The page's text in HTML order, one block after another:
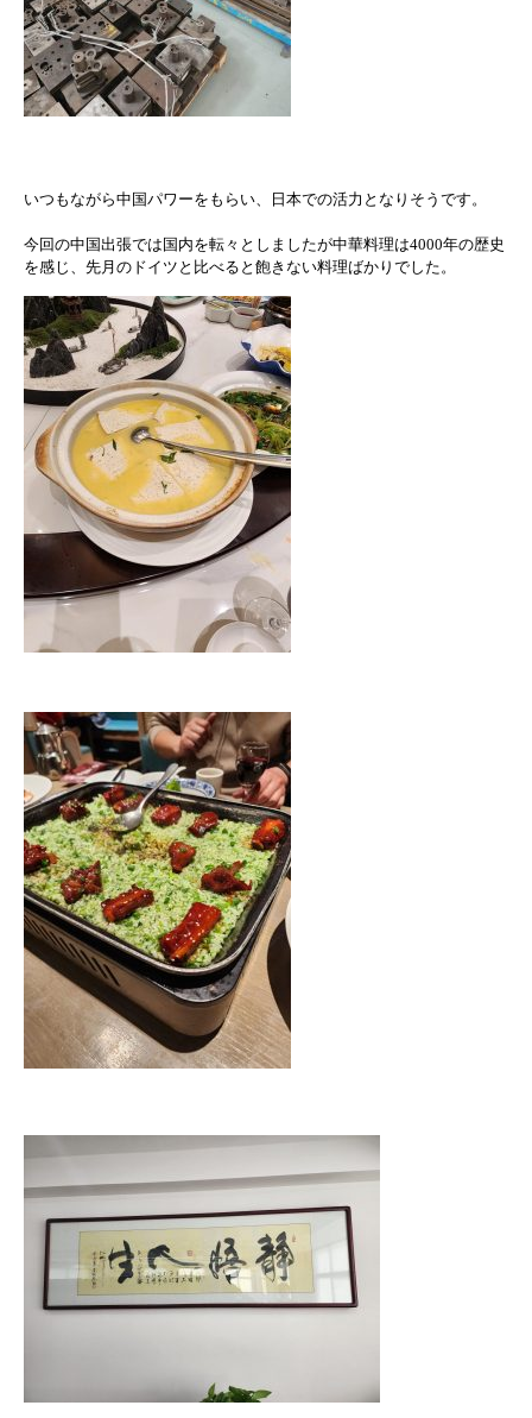
いつもながら中国パワーをもらい、日本での活力となりそうです。
今回の中国出張では国内を転々としましたが中華料理は4000年の歴史
を感じ、 先月のドイツと比べると飽きない料理ばかりでした。